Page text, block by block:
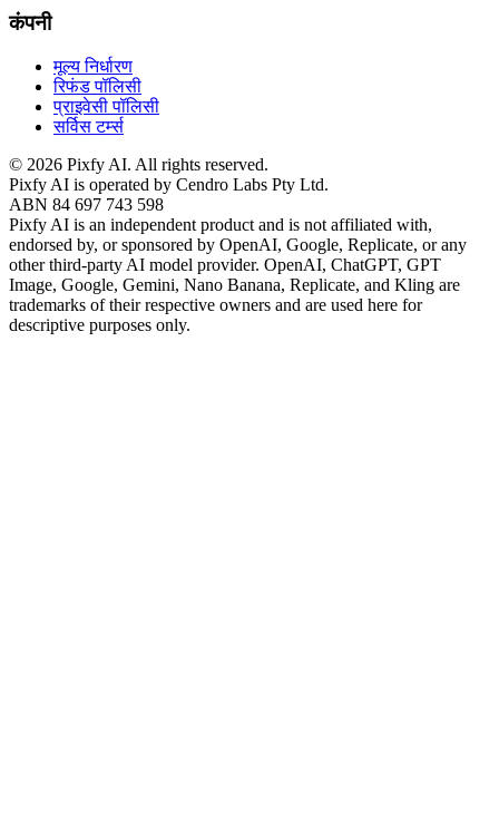
कंपनी
मूल्य निर्धारण
रिफंड पॉलिसी
प्राइवेसी पॉलिसी
सर्विस टर्म्स
© 2026 Pixfy AI. All rights reserved.
Pixfy AI is operated by Cendro Labs Pty Ltd.
ABN 84 697 743 598
Pixfy AI is an independent product and is not affiliated with,
endorsed by, or sponsored by OpenAI, Google, Replicate, or any
other third-party AI model provider. OpenAI, ChatGPT, GPT
Image, Google, Gemini, Nano Banana, Replicate, and Kling are
trademarks of their respective owners and are used here for
descriptive purposes only.